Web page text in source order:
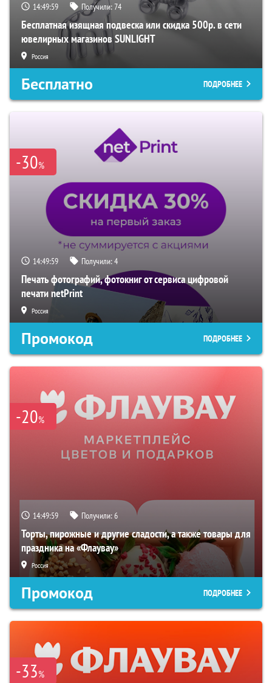
14:49:58 Получили:74
Бесплатная изящная подвеска или скидка 500р. в сети
ювелирных магазинов SUNLIGHT
Россия
Бесплатно ПОДРОБНЕЕ
-30%
14:49:58 Получили:4
Печать фотографий, фотокниг от сервиса цифровой
печати netPrint
Россия
Промокод ПОДРОБНЕЕ
-20%
14:49:58 Получили:6
Торты, пирожные и другие сладости, а также товары для
праздника на «Флаувау»
Россия
Промокод ПОДРОБНЕЕ
-33%